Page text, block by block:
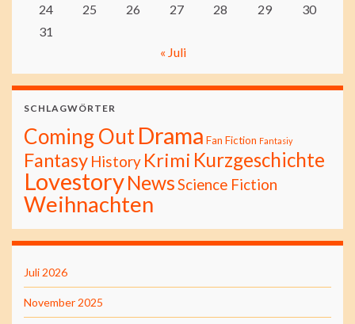
24
25 26 27 28 29
30
31
« Juli
SCHLAGWÖRTER
Coming OutDrama Fan Fiction Fantasiy
Fantasy History Krimi Kurzgeschichte
LovestoryNewsScience Fiction
Weihnachten
Juli 2026
November 2025